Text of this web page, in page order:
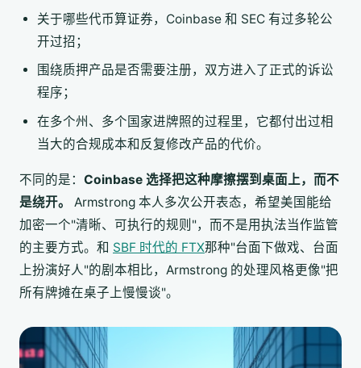
关于哪些代币算证券，Coinbase 和 SEC 有过多轮公
开过招；
围绕质押产品是否需要注册，双方进入了正式的诉讼
程序；
在多个州、多个国家进牌照的过程里，它都付出过相
当大的合规成本和反复修改产品的代价。
不同的是： Coinbase 选择把这种摩擦摆到桌面上，而不
是绕开。
Armstrong 本人多次公开表态，希望美国能给
加密一个"清晰、可执行的规则"，而不是用执法当作监管
的主要方式。和 SBF 时代的 FTX那种"台面下做戏、台面
上扮演好人"的剧本相比，Armstrong 的处理风格更像"把
所有牌摊在桌子上慢慢谈"。